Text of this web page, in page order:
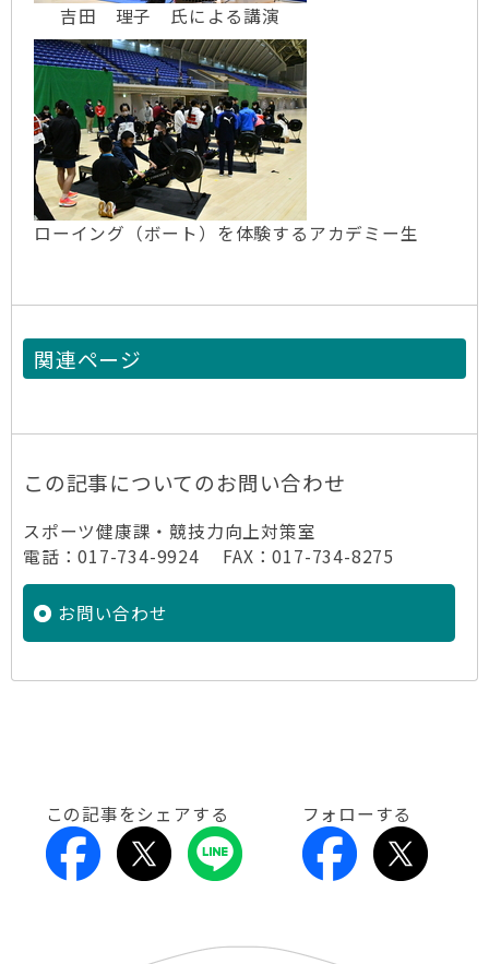
吉田 理子 氏による講演
ローイング（ボート）を体験するアカデミー生
関連ページ
この記事についてのお問い合わせ
スポーツ健康課・競技力向上対策室
電話：017-734-9924 FAX：017-734-8275
お問い合わせ
この記事をシェアする フォローする